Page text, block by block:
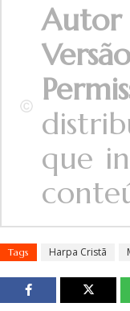
Autor
que
Tags Harpa Cristã